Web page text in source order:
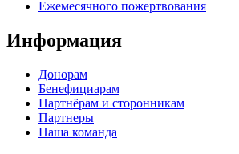
Eжемесячного пожертвования
Информация
Донорам
Бенефициарам
Партнёрам и сторонникам
Партнеры
Наша команда